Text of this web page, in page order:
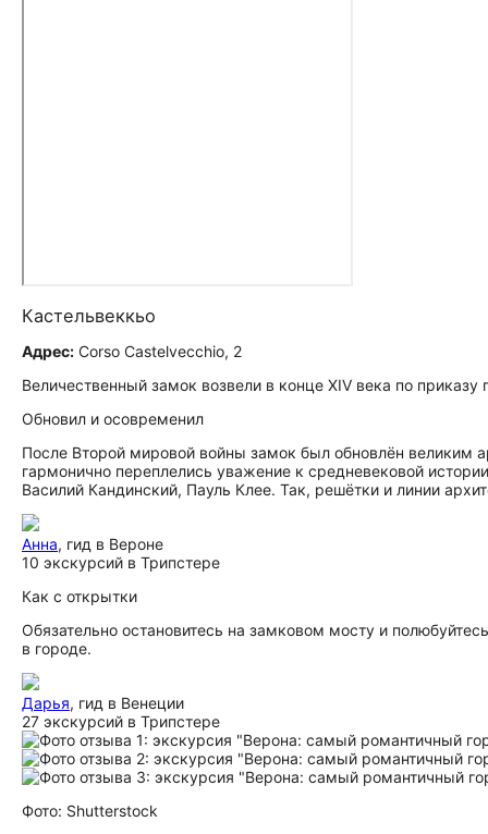
Кастельвеккьо
Адрес: Corso Castelvecchio, 2
Величественный замок возвели в конце XIV века по
Обновил и осовременил
После Второй мировой войны замок был обновлён великим
гармонично переплелись уважение к средневековой
Василий Кандинский, Пауль Клее. Так, решётки и линии
Анна, гид в Вероне
10 экскурсий в Трипстере
Как с открытки
Обязательно остановитесь на замковом мосту и
в городе.
Дарья, гид в Венеции
27 экскурсий в Трипстере
Фото: Shutterstock